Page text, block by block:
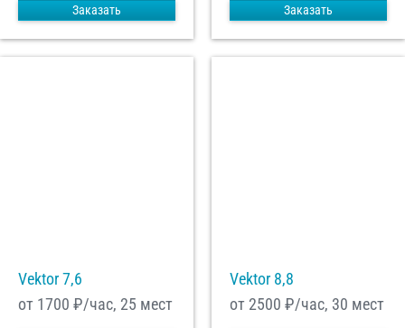
Заказать Заказать
Vektor 7,6
от 1700 ₽/час, 25 мест
Vektor 8,8
от 2500 ₽/час, 30 мест